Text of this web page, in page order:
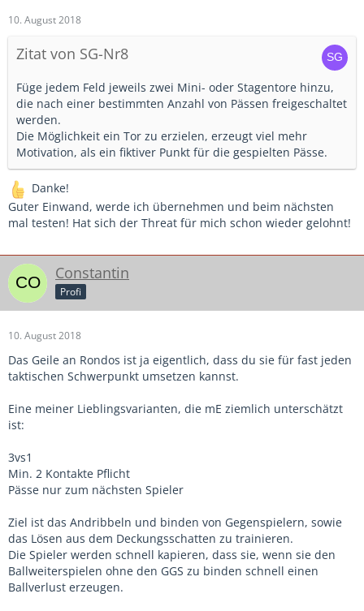
10. August 2018
Zitat von SG-Nr8
Füge jedem Feld jeweils zwei Mini- oder Stagentore hinzu,
die nach einer bestimmten Anzahl von Pässen freigeschaltet
werden.
Die Möglichkeit ein Tor zu erzielen, erzeugt viel mehr
Motivation, als ein fiktiver Punkt für die gespielten Pässe.
Danke!
Guter Einwand, werde ich übernehmen und beim nächsten
mal testen! Hat sich der Threat für mich schon wieder gelohnt!
Constantin
Profi
10. August 2018
Das Geile an Rondos ist ja eigentlich, dass du sie für fast jeden
taktischen Schwerpunkt umsetzen kannst.
Eine meiner Lieblingsvarianten, die mE ziemlich unterschätzt
ist:
3vs1
Min. 2 Kontakte Pflicht
Pässe nur zum nächsten Spieler
Ziel ist das Andribbeln und binden von Gegenspielern, sowie
das Lösen aus dem Deckungsschatten zu trainieren.
Die Spieler werden schnell kapieren, dass sie, wenn sie den
Ballweiterspielen ohne den GGS zu binden schnell einen
Ballverlust erzeugen.